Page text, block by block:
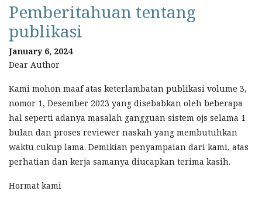
Pemberitahuan tentang
publikasi
January 6, 2024
Dear Author
Kami mohon maaf atas keterlambatan publikasi volume 3,
nomor 1, Desember 2023 yang disebabkan oleh beberapa
hal seperti adanya masalah gangguan sistem ojs selama 1
bulan dan proses reviewer naskah yang membutuhkan
waktu cukup lama. Demikian penyampaian dari kami, atas
perhatian dan kerja samanya diucapkan terima kasih.
Hormat kami